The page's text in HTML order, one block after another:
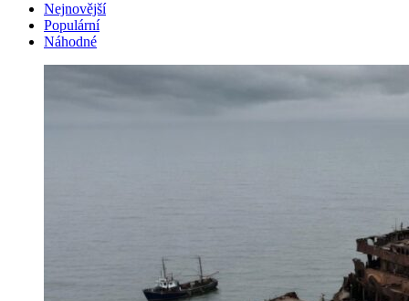
Nejnovější
Populární
Náhodné